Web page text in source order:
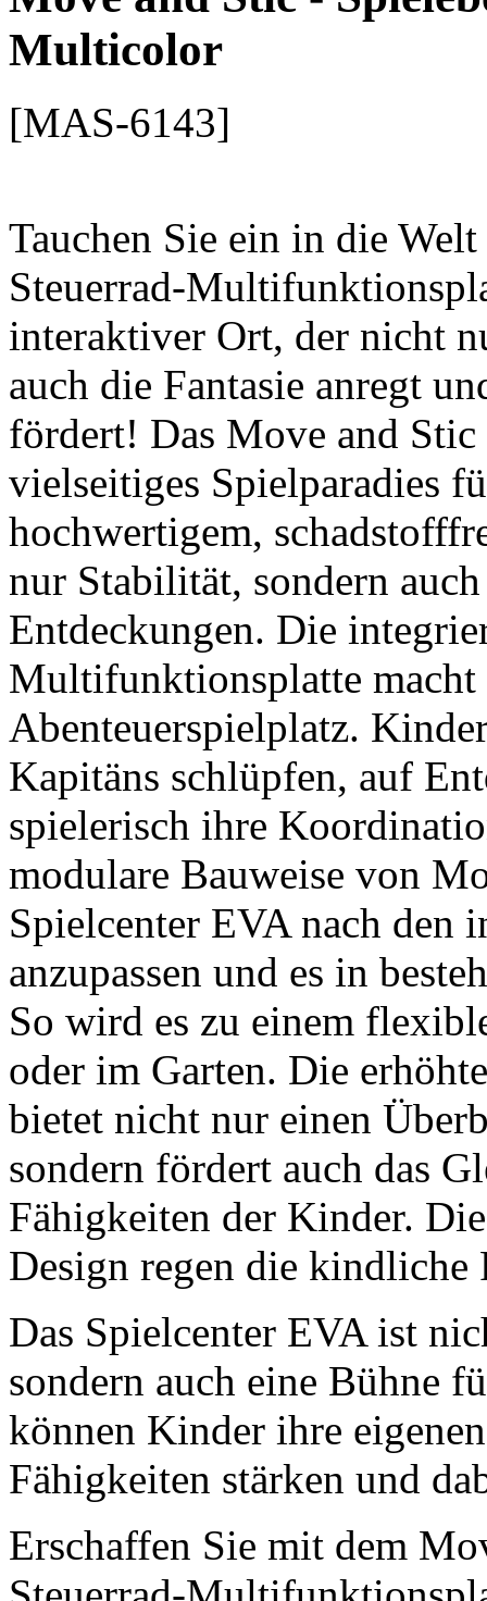
Tauchen Sie ein in die
Steuerrad-
interaktiver Ort, der nicht
fördert! Das Move and
vielseitiges Spielparadies
hochwertigem,
nur Stabilität, sondern
Entdeckungen. Die
Multifunktionsplatte macht
Abenteuerspielplatz.
Kapitäns schlüpfen, auf
spielerisch ihre
modulare Bauweise von
Spielcenter EVA nach
anzupassen und es in
So wird es zu einem
oder im Garten. Die
bietet nicht nur einen
sondern fördert auch das
Fähigkeiten der Kinder.
Design regen die kindliche
Das Spielcenter EVA ist
sondern auch eine Bühne
können Kinder ihre
Fähigkeiten stärken und
Erschaffen Sie mit dem
Steuerrad-
Ihr Kind nicht nur spielt,
motorische Fähigkeiten
und Entwicklung Hand in